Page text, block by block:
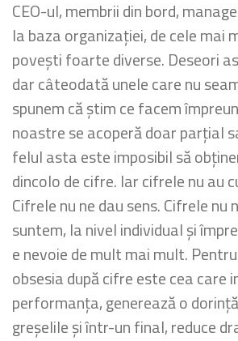
CEO-ul, membrii din bord,
la baza organizației, de cele mai
povești foarte diverse. Deseori
dar câteodată unele care nu
spunem că știm ce facem
noastre se acoperă doar parțial
felul asta este imposibil să
dincolo de cifre. Iar cifrele nu au
Cifrele nu ne dau sens. Cifrele nu
suntem, la nivel individual și
e nevoie de mult mai mult.
obsesia după cifre este cea care
performanța, generează o
greșelile și într-un final, reduce